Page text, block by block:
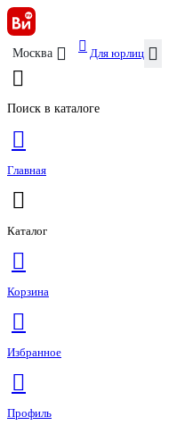
Москва Для юрлиц
Поиск в каталоге
Главная
Каталог
Корзина
Избранное
Профиль